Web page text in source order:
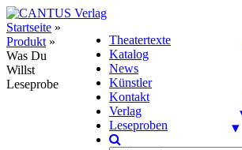
Theatertexte
Katalog
News
Künstler
Kontakt
Verlag
Leseproben
Startseite »
Produkt »
Was Du
Willst
Leseprobe